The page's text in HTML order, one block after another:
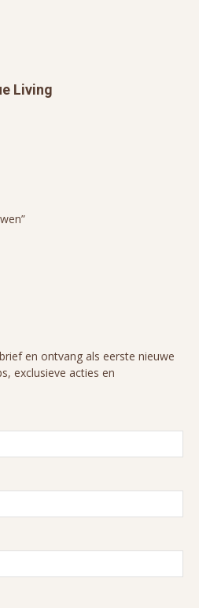
Living
en ontvang als eerste nieuwe
exclusieve acties en